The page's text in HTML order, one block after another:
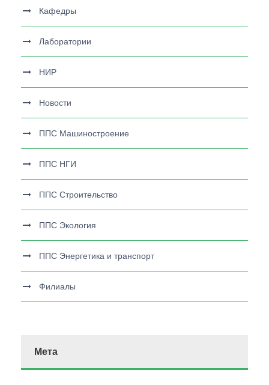
Кафедры
Лаборатории
НИР
Новости
ППС Машиностроение
ППС НГИ
ППС Строительство
ППС Экология
ППС Энергетика и транспорт
Филиалы
Мета